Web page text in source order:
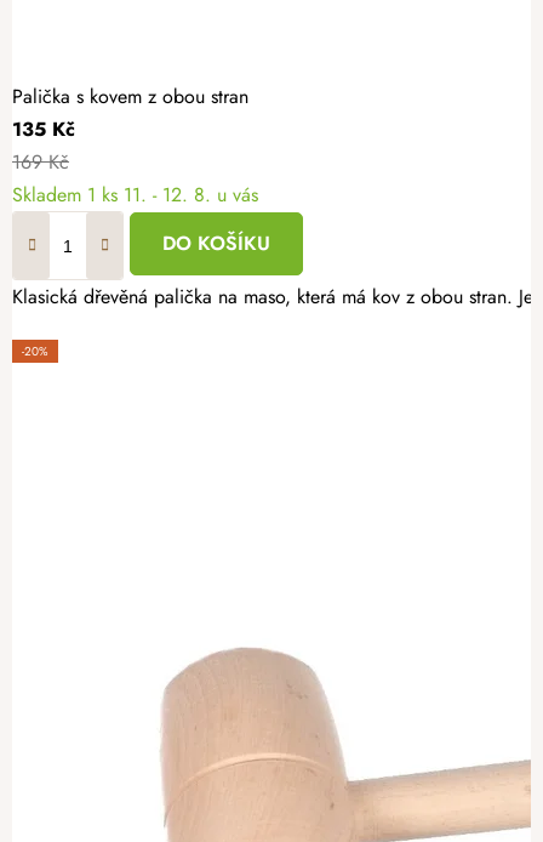
Palička s kovem z obou stran
135 Kč
169 Kč
Skladem 1 ks 11. - 12. 8. u vás
DO KOŠÍKU
Klasická dřevěná palička na maso, která má kov z obou stran.
-20%